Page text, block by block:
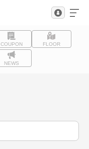
COUPON FLOOR
NEWS